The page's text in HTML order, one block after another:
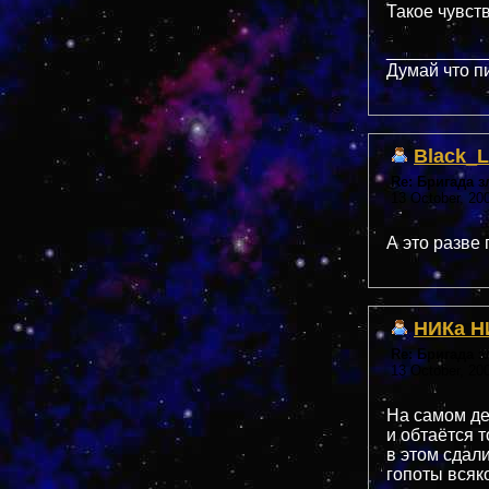
Такое
Думай что
Re: Бригада
13 October,
А это разве
НИКа
Re: Бригада
13 October,
На самом
и обтаётся
в этом
гопоты